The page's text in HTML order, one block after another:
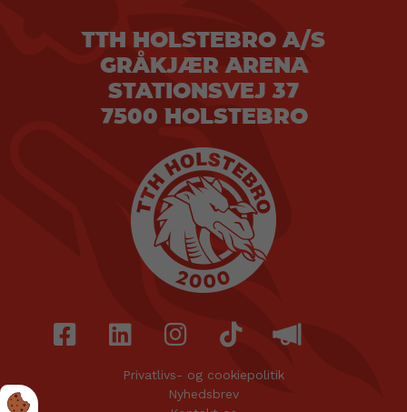
TTH HOLSTEBRO A/S
GRÅKJÆR ARENA
STATIONSVEJ 37
7500 HOLSTEBRO
Privatlivs- og cookiepolitik
Nyhedsbrev